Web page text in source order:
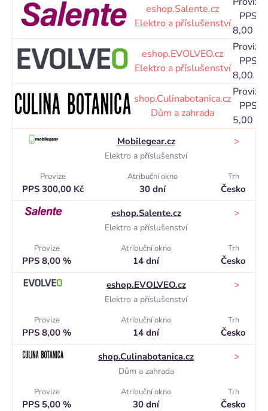
eshop.Salente.cz
Elektro a příslušenství
PPS
8,00 %
eshop.EVOLVEO.cz
Elektro a příslušenství
Provize
PPS
8,00 %
shop.Culinabotanica.cz
Dům a zahrada
Provize
PPS
5,00 %
Mobilegear.cz
Elektro a příslušenství
>
Provize
PPS 300,00 Kč
Atribuční okno
30 dní
Trh
Česko
eshop.Salente.cz
Elektro a příslušenství
>
Provize
PPS 8,00 %
Atribuční okno
14 dní
Trh
Česko
eshop.EVOLVEO.cz
Elektro a příslušenství
>
Provize
PPS 8,00 %
Atribuční okno
14 dní
Trh
Česko
shop.Culinabotanica.cz
Dům a zahrada
>
Provize
PPS 5,00 %
Atribuční okno
30 dní
Trh
Česko